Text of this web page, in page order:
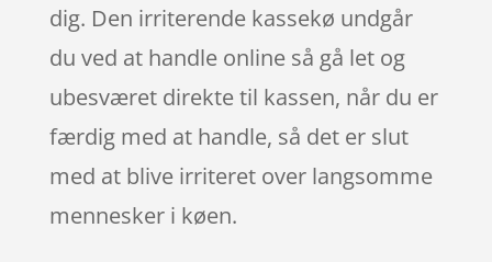
dig. Den irriterende kassekø undgår
du ved at handle online så gå let og
ubesværet direkte til kassen, når du er
færdig med at handle, så det er slut
med at blive irriteret over langsomme
mennesker i køen.